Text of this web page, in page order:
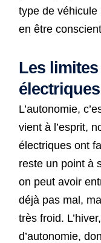
type de
en être
Les
électriques
L’autonomie,
vient à l’esprit,
électriques ont
reste un point à
on peut avoir
déjà pas mal,
très froid.
d’autonomie,